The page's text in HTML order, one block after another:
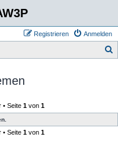
Anmelden
Registrieren
• Seite 1von 1
• Seite 1von 1